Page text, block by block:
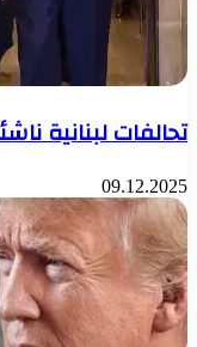
تحالفات لبنانية
09.12.2025